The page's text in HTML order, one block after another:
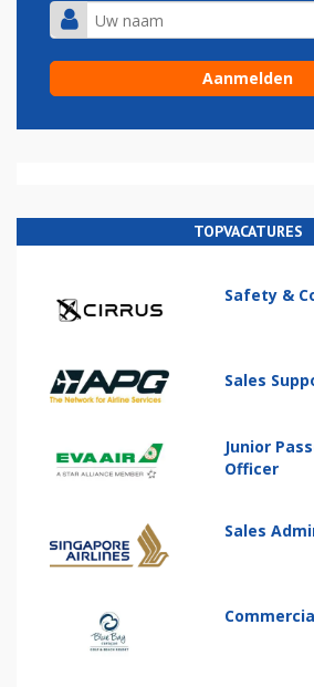
TOPVACATURES
Safety &
Sales
Junior
Officer
Sales